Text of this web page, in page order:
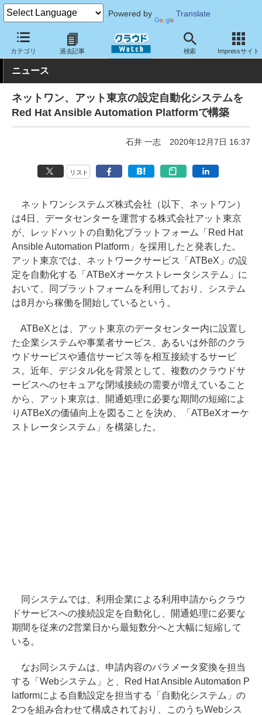
Powered by Translate
カテゴリ 過去記事 検索 Impressサイト
クラウド Watch トピック 導入事例 その他
ニュース
ネットワン、アット東京の設定自動化システムを
Red Hat Ansible Automation Platformで構築
石井 一志 2020年12月7日 16:37
リスト
ネットワンシステムズ株式会社（以下、ネットワン）
は4日、データセンターを運営する株式会社アット東京
が、レッドハットの自動化プラットフォーム「Red Hat
Ansible Automation Platform」を採用したと発表した。
アット東京では、ネットワークサービス「ATBeX」の設
定を自動化する「ATBeXオーケストレータシステム」に
おいて、同プラットフォームを利用しており、システム
は8月から稼働を開始しているという。
ATBeXとは、アット東京のデータセンター内に設置し
た企業システムや事業者サービス、あるいは外部のクラ
ウドサービスや通信サービス等を相互接続するサービ
ス。近年、デジタル化を背景として、複数のクラウドサ
ービスへのセキュアな閉域接続の需要が増えていること
から、アット東京は、開通処理に必要な期間の短縮によ
りATBeXの価値向上を図ることを決め、「ATBeXオーケ
ストレータシステム」を構築した。
同システムでは、利用企業による利用申請からクラウ
ドサービスへの接続設定を自動化し、開通処理に必要な
期間を従来の2営業日から最短数分へと大幅に短縮して
いる。
なお同システムは、申請内容のパラメータ変換を担当
する「Webシステム」と、Red Hat Ansible Automation P
latformによる自動設定を担当する「自動化システム」の
2つを組み合わせて構成されており、このうちWebシス